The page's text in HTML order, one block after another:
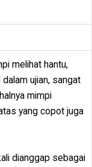
melihat hantu,
dalam ujian, sangat
mimpi
yang copot juga
dianggap sebagai